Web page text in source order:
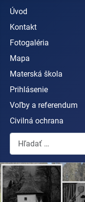
Úvod
Kontakt
Fotogaléria
Mapa
Materská škola
Prihlásenie
Voľby a referendum
Civilná ochrana
Hľadať...